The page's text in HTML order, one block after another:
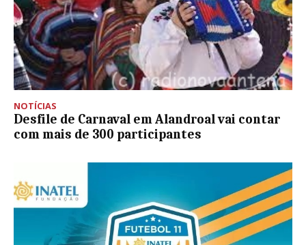
NOTÍCIAS
Desfile de Carnaval em Alandroal vai contar
com mais de 300 participantes